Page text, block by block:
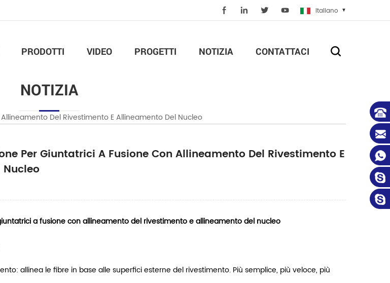
Italiano
PRODOTTI VIDEO PROGETTI NOTIZIA CONTATTACI
NOTIZIA
Del Rivestimento E Allineamento Del Nucleo
Per Giuntatrici A Fusione Con Allineamento Del Rivestimento E
a fusione con allineamento del rivestimento e allineamento del nucleo
allinea le fibre in base alle superfici esterne del rivestimento. Più semplice, più veloce, più